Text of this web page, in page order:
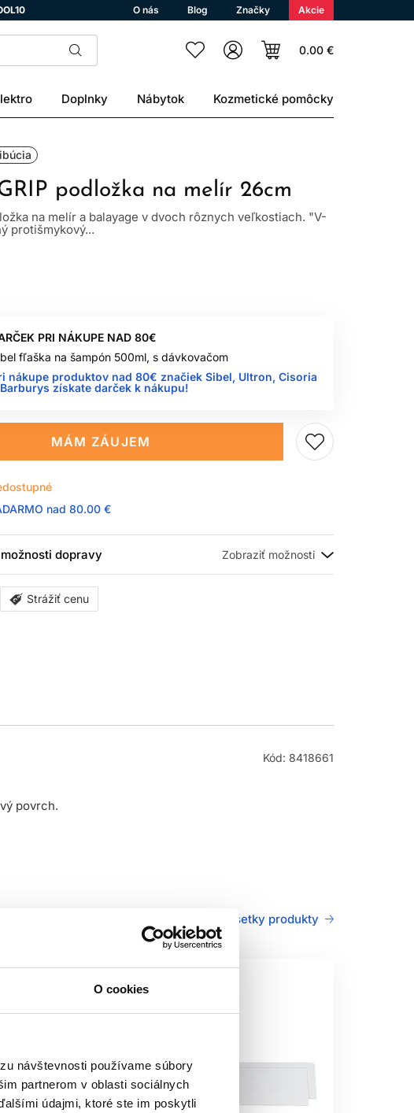
O cookies
návštevnosti používame súbory
partnerom v oblasti sociálnych
údajmi, ktoré ste im poskytli
O nás Blog Značky Akcie
0.00 €
Doplnky Nábytok Kozmetické pomôcky
podložka na melír 26cm
na melír a balayage v dvoch rôznych veľkostiach. "V-
protišmykový...
PRI NÁKUPE NAD 80€
fľaška na šampón 500ml, s dávkovačom
nákupe produktov nad 80€ značiek Sibel, Ultron, Cisoria
získate darček k nákupu!
MÁM ZÁUJEM
nad 80.00 €
dopravy
Strážiť cenu
Kód: 8418661
povrch.
Všetky produkty